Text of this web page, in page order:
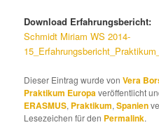
Download Erfahrungsbericht:
Schmidt Miriam WS 2014-
Dieser Eintrag wurde vonVera
Praktikum Europa veröffentlicht
ERASMUS, Praktikum,Spanien
Lesezeichen für den Permalink.